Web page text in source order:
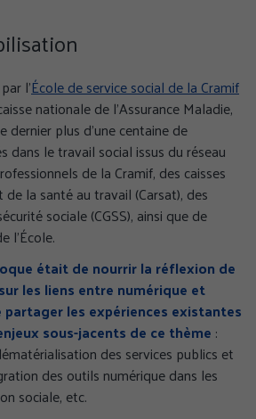
l’École de service social de la Cramif
nationale de l’Assurance Maladie,
dernier plus d’une centaine de
dans le travail social issus du réseau
de la Cramif, des caisses
la santé au travail (Carsat), des
sociale (CGSS), ainsi que de
l’École.
était de nourrir la réflexion de
les liens entre numérique et
partager les expériences existantes
sous-jacents de ce thème :
des services publics et
des outils numérique dans les
sociale, etc.